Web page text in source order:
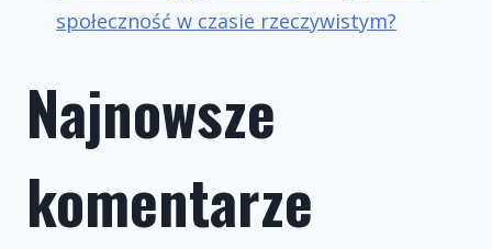
społeczność w czasie rzeczywistym?
Najnowsze
komentarze